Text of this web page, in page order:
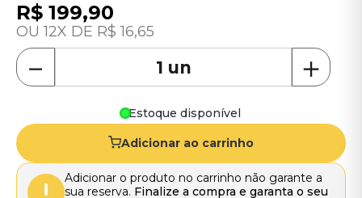
R$ 199,90
12 R$ 16,65
＋
－
Estoque disponível
Adicionar ao carrinho
Adicionar o produto no carrinho não garante a
sua reserva. Finalize a compra e garanta o seu